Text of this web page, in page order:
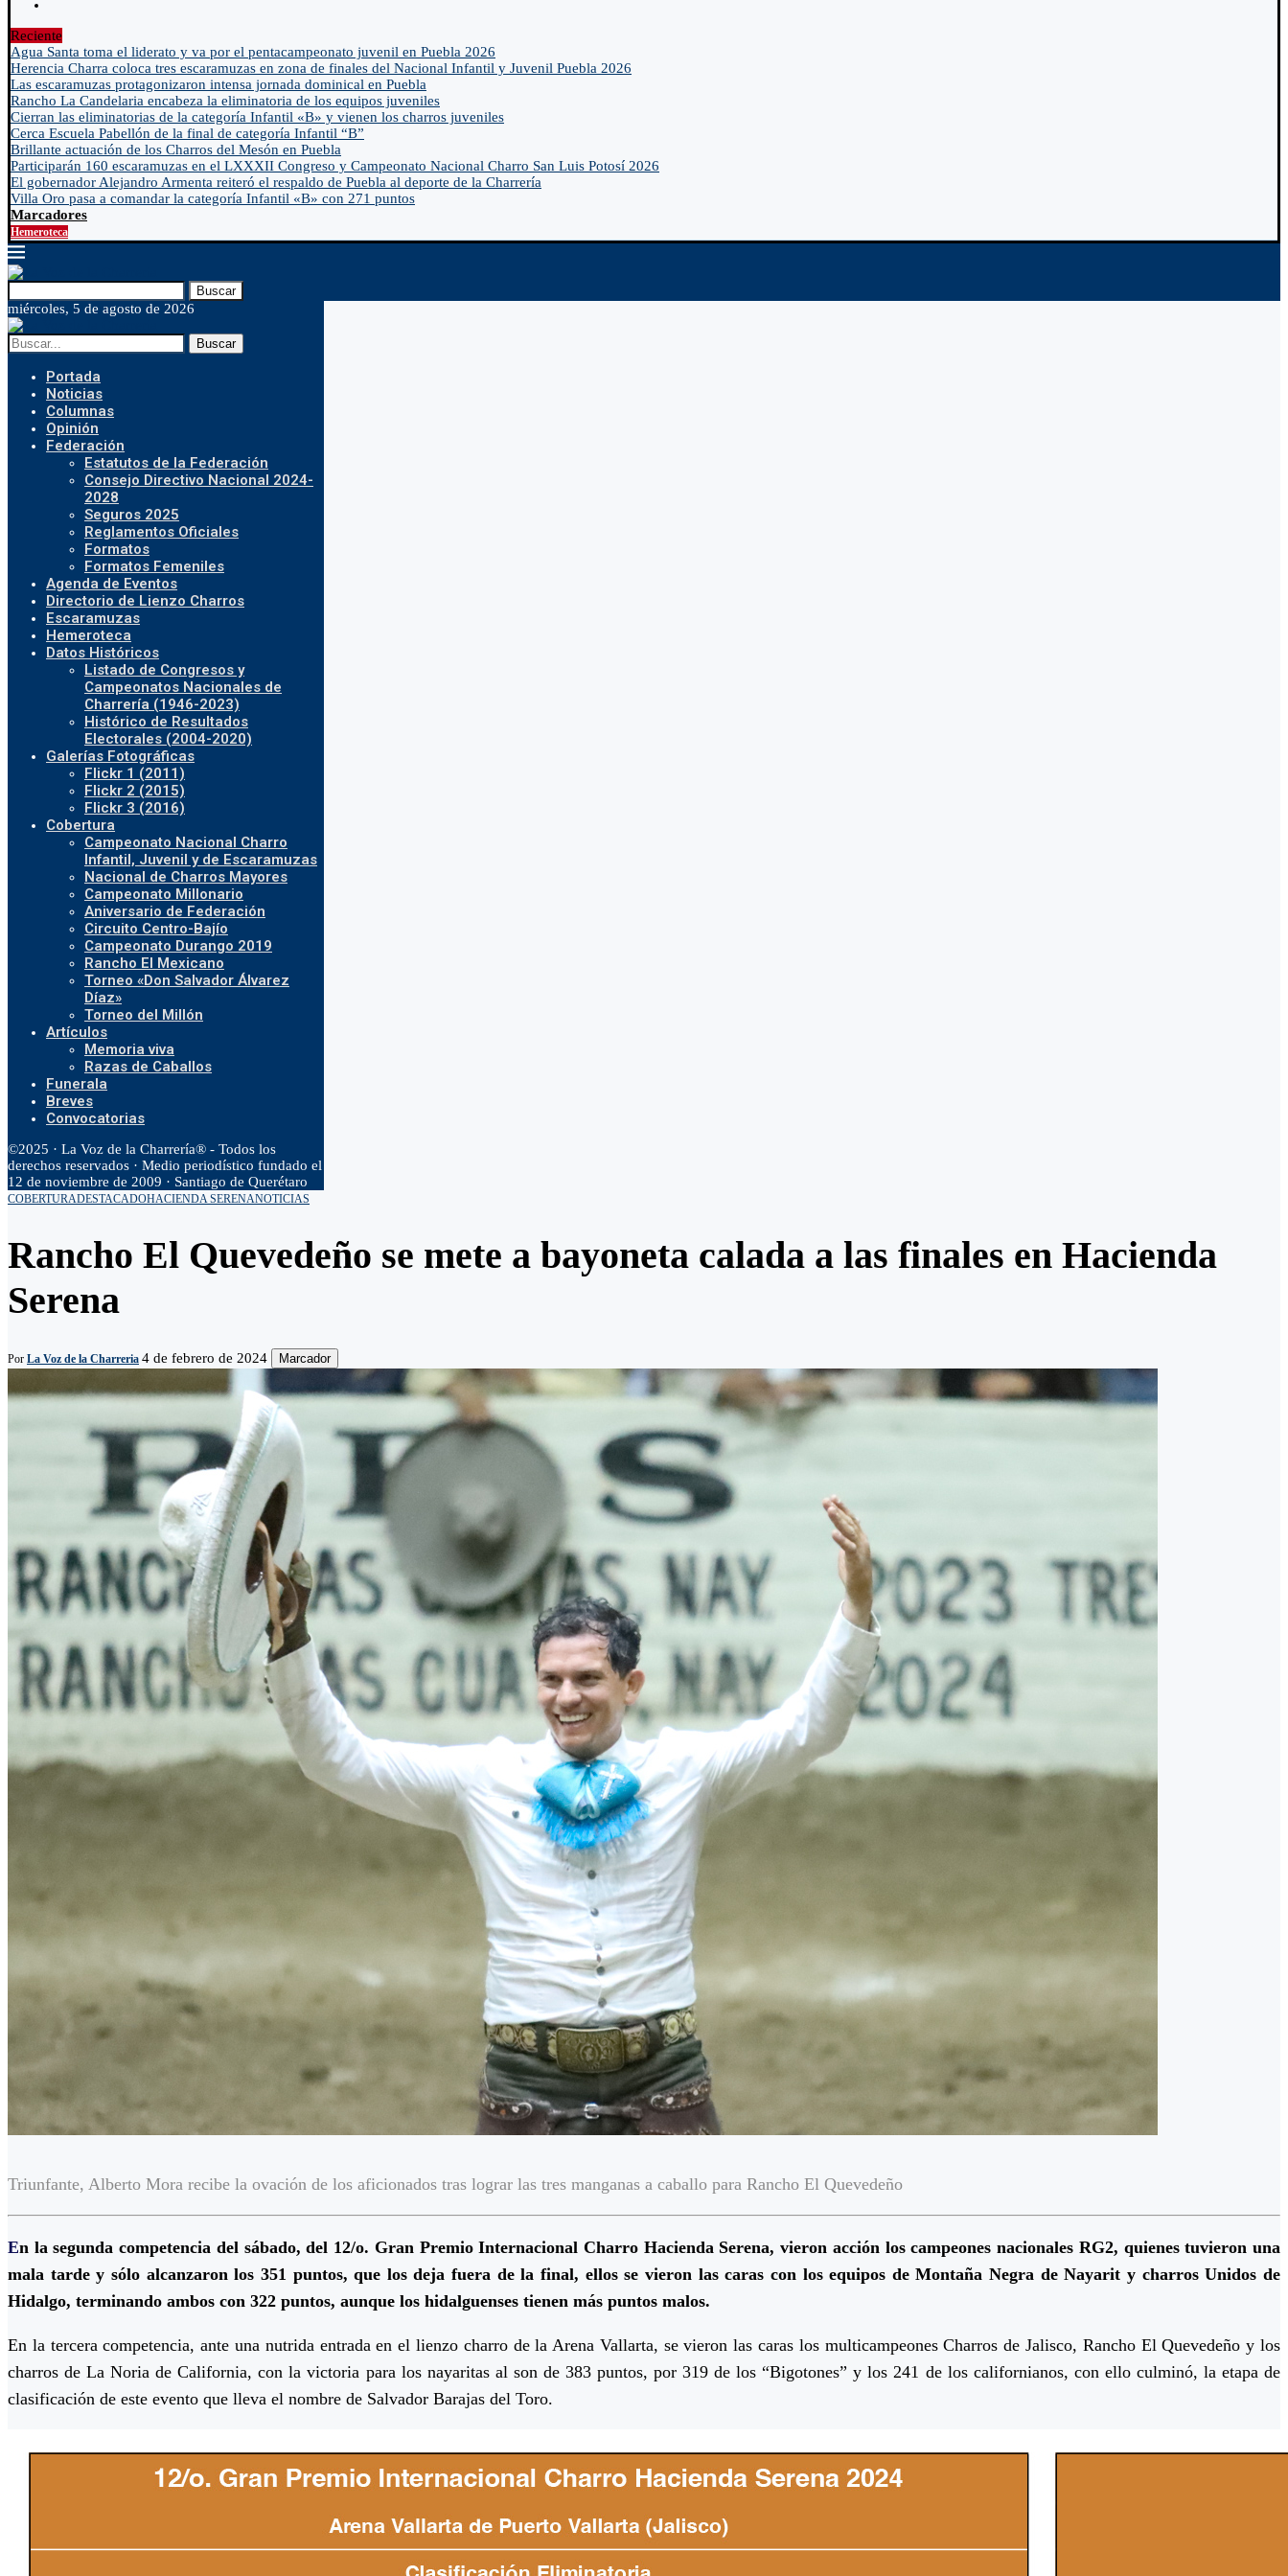
Reciente
Agua Santa toma el liderato y va por el pentacampeonato juvenil en Puebla 2026
Herencia Charra coloca tres escaramuzas en zona de finales del Nacional Infantil y Juvenil Puebla 2026
Las escaramuzas protagonizaron intensa jornada dominical en Puebla
Rancho La Candelaria encabeza la eliminatoria de los equipos juveniles
Cierran las eliminatorias de la categoría Infantil «B» y vienen los charros juveniles
Cerca Escuela Pabellón de la final de categoría Infantil “B”
Brillante actuación de los Charros del Mesón en Puebla
Participarán 160 escaramuzas en el LXXXII Congreso y Campeonato Nacional Charro San Luis Potosí 2026
El gobernador Alejandro Armenta reiteró el respaldo de Puebla al deporte de la Charrería
Villa Oro pasa a comandar la categoría Infantil «B» con 271 puntos
Marcadores
Hemeroteca
Buscar
miércoles, 5 de agosto de 2026
Buscar
Portada
Noticias
Columnas
Opinión
Federación
Estatutos de la Federación
Consejo Directivo Nacional 2024-
2028
Seguros 2025
Reglamentos Oficiales
Formatos
Formatos Femeniles
Agenda de Eventos
Directorio de Lienzo Charros
Escaramuzas
Hemeroteca
Datos Históricos
Listado de Congresos y
Campeonatos Nacionales de
Charrería (1946-2023)
Histórico de Resultados
Electorales (2004-2020)
Galerías Fotográficas
Flickr 1 (2011)
Flickr 2 (2015)
Flickr 3 (2016)
Cobertura
Campeonato Nacional Charro
Infantil, Juvenil y de Escaramuzas
Nacional de Charros Mayores
Campeonato Millonario
Aniversario de Federación
Circuito Centro-Bajío
Campeonato Durango 2019
Rancho El Mexicano
Torneo «Don Salvador Álvarez
Díaz»
Torneo del Millón
Artículos
Memoria viva
Razas de Caballos
Funerala
Breves
Convocatorias
©2025 · La Voz de la Charrería® - Todos los
derechos reservados · Medio periodístico fundado el
12 de noviembre de 2009 · Santiago de Querétaro
COBERTURADESTACADOHACIENDA SERENANOTICIAS
Rancho El Quevedeño se mete a bayoneta calada a las finales en Hacienda
Serena
Por La Voz de la Charreria 4 de febrero de 2024 Marcador
Triunfante, Alberto Mora recibe la ovación de los aficionados tras lograr las tres manganas a caballo para Rancho El Quevedeño
En la segunda competencia del sábado, del 12/o. Gran Premio Internacional Charro Hacienda Serena, vieron acción los campeones nacionales RG2, quienes tuvieron una
mala tarde y sólo alcanzaron los 351 puntos, que los deja fuera de la final, ellos se vieron las caras con los equipos de Montaña Negra de Nayarit y charros Unidos de
Hidalgo, terminando ambos con 322 puntos, aunque los hidalguenses tienen más puntos malos.
En la tercera competencia, ante una nutrida entrada en el lienzo charro de la Arena Vallarta, se vieron las caras los multicampeones Charros de Jalisco, Rancho El Quevedeño y los
charros de La Noria de California, con la victoria para los nayaritas al son de 383 puntos, por 319 de los “Bigotones” y los 241 de los californianos, con ello culminó, la etapa de
clasificación de este evento que lleva el nombre de Salvador Barajas del Toro.